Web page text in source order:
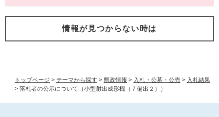
トップページ > テーマから探す > 県政情報 > 入札・公募・公売 > 入札結果
> 落札者の公示について（小型射出成形機（７備出２））
情報が見つからない時は